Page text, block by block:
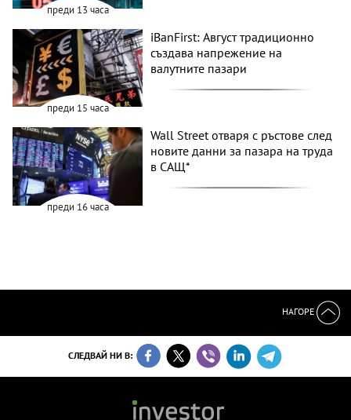
преди 13 часа
преди 15 часа
iBanFirst: Август традиционно
създава напрежение на
валутните пазари
преди 16 часа
Wall Street отваря с ръстове след
новите данни за пазара на труда
в САЩ*
НАГОРЕ
СЛЕДВАЙ НИ В: